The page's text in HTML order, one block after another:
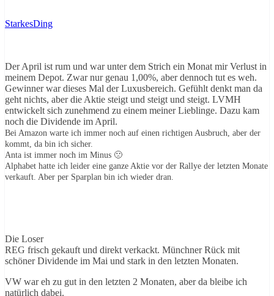
StarkesDing
Der April ist rum und war unter dem Strich ein Monat mir Verlust in
meinem Depot. Zwar nur genau 1,00%, aber dennoch tut es weh.
Gewinner war dieses Mal der Luxusbereich. Gefühlt denkt man da
geht nichts, aber die Aktie steigt und steigt und steigt. LVMH
entwickelt sich zunehmend zu einem meiner Lieblinge. Dazu kam
noch die Dividende im April.
Bei Amazon warte ich immer noch auf einen richtigen Ausbruch, aber der
kommt, da bin ich sicher.
Anta ist immer noch im Minus 🙁
Alphabet hatte ich leider eine ganze Aktie vor der Rallye der letzten Monate
verkauft. Aber per Sparplan bin ich wieder dran.
Die Loser
REG frisch gekauft und direkt verkackt. Münchner Rück mit
schöner Dividende im Mai und stark in den letzten Monaten.
VW war eh zu gut in den letzten 2 Monaten, aber da bleibe ich
natürlich dabei.